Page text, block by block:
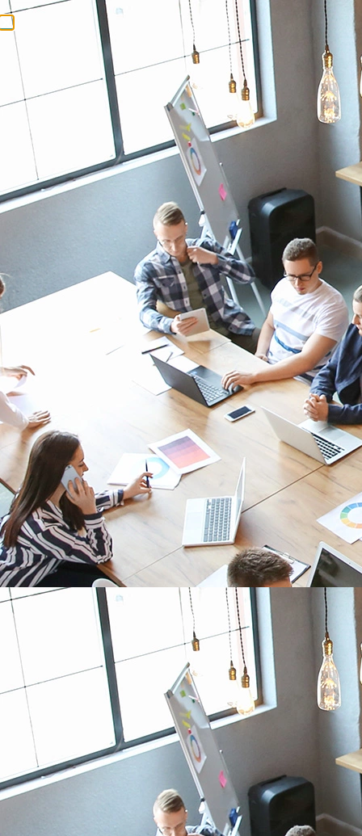
IRIS - PASSERELLE LORAWAN
Vous voulez un réseau privé
simple, maîtrisé, et rapide à
mettre en service ? Activez le
serveur embarqué.
En mode LoRaWANembarqué , la passerelle IRIS
fonctionne comme unserveur réseauLoRaWAN complet,
assurant localement la gestion des équipements, le routage des
données, le décodage des payloads et les opérations réseau.
Ce mode est idéal pour les utilisateurs qui ne souhaitent pas
dépendre d’un LNS externe et qui veulent un contrôle total sur
l’ensemble du réseau LoRaWAN.
DÉCOUVRIR IRIS
CONTACTEZ-NOUS
1- Activer 2- Déployer3- Intégrer
4- Maintenir
Activer le serveur LoRaWAN
1- ACTIVER
Activer le serveurLoRaWAN
embarqué
Depuis l’interface de la passerelle :
Choisissez un mode de fonctionnement (ici LoRa serveur).
Complétez les paramètres spécifiques à ce mode.